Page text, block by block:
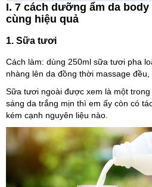
I. 7 cách dưỡng ẩm da
cùng hiệu quả
1. Sữa tươi
Cách làm: dùng 250ml sữa tươi pha
nhàng lên da đồng thời massage
Sữa tươi ngoài được xem là một
sáng da trắng mịn thì em ấy còn có
kém cạnh nguyên liệu nào.